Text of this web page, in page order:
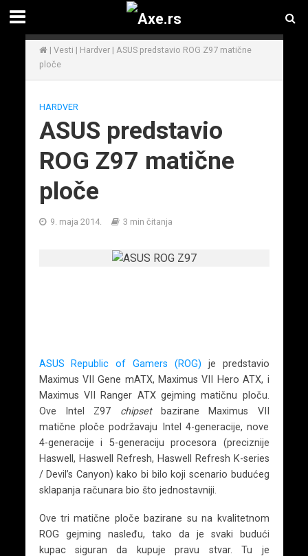
| Vesti | Hardver| ASUS predstavio ROG Z97 matične
ploče
HARDVER
ASUS predstavio
ROG Z97 matične
ploče
9. maja 2014. 3 min čitanja
ASUS Republic of Gamers (ROG) je predstavio
Maximus VII Gene mATX, Maximus VII Hero ATX, i
Maximus VII Ranger ATX gejming matičnu ploču.
Ove Intel Z97 chipsetbazirane Maximus VII
matične ploče podržavaju Intel 4-generacije, nove
4-generacije i 5-generaciju procesora (preciznije
Haswell, Haswell Refresh, Haswell Refresh K-series
/ Devil’s Canyon) kako bi bilo koji scenario budućeg
sklapanja računara bio što jednostavniji.
Ove tri matične ploče bazirane su na kvalitetnom
ROG gejming nasleđu, tako da je svaki budući
kupac siguran da kupuje pravu stvar. Tu je